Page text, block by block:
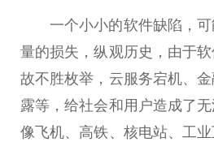
一个小小的软件缺陷，
量的损失，纵观历史，由于
故不胜枚举，云服务宕机、
露等，给社会和用户造成了
像飞机、高铁、核电站、工